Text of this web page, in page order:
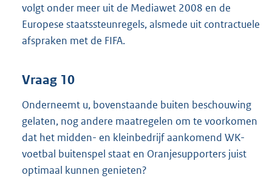
volgt onder meer uit de Mediawet 2008 en de
Europese staatssteunregels, alsmede uit contractuele
afspraken met de FIFA.
Vraag 10
Onderneemt u, bovenstaande buiten beschouwing
gelaten, nog andere maatregelen om te voorkomen
dat het midden- en kleinbedrijf aankomend WK-
voetbal buitenspel staat en Oranjesupporters juist
optimaal kunnen genieten?